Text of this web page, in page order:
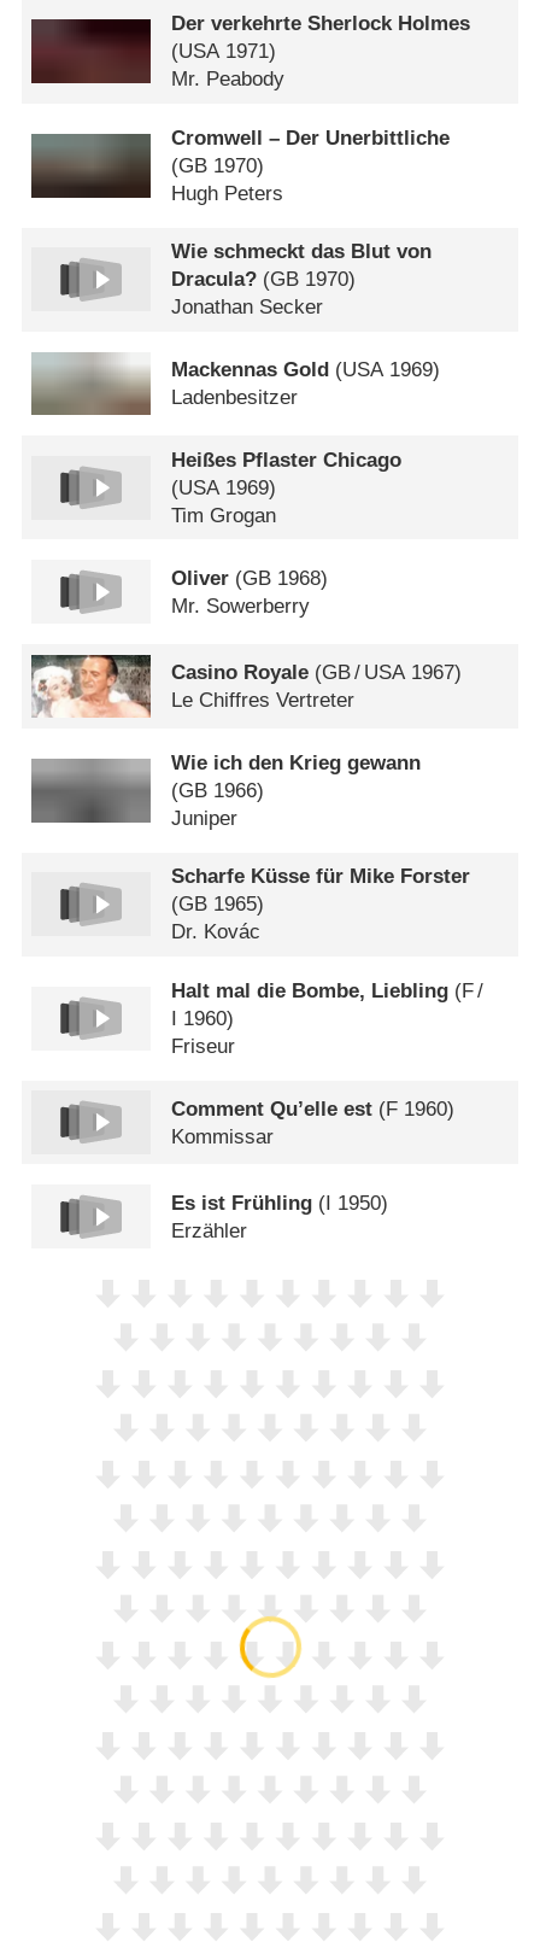
Der verkehrte Sherlock Holmes
(USA1971)
Mr. Peabody
Cromwell – Der Unerbittliche
(GB 1970)
Hugh Peters
Wie schmeckt das Blut von
Dracula? (GB 1970)
Jonathan Secker
Mackennas Gold (USA1969)
Ladenbesitzer
Heißes Pflaster Chicago
(USA1969)
Tim Grogan
Oliver (GB 1968)
Mr. Sowerberry
Casino Royale (GB/ USA1967)
Le Chiffres Vertreter
Wie ich den Krieg gewann
(GB 1966)
Juniper
Scharfe Küsse für Mike Forster
(GB 1965)
Dr. Kovác
Halt mal die Bombe, Liebling (F/
I 1960)
Friseur
Comment Qu’elle est (F 1960)
Kommissar
Es ist Frühling (I 1950)
Erzähler